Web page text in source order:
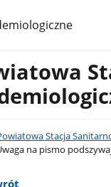
Stacja
na pismo